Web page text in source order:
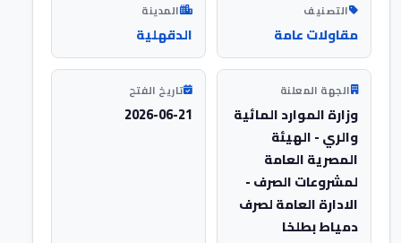
التصنيف
مقاولات عامة
المدينة
الدقهلية
الجهة المعلنة
وزارة الموارد المائية
والري - الهيئة
المصرية العامة
لمشروعات الصرف -
الادارة العامة لصرف
دمياط بطلخا
تاريخ الفتح
2026-06-21